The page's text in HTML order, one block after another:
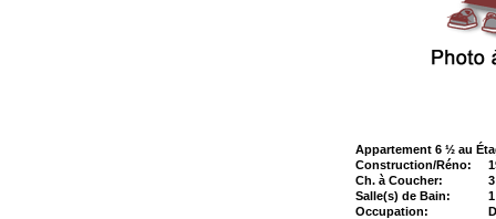
Appartement 6 ½ au
Construction/Réno:
Ch. à Coucher:
3
Salle(s) de Bain:
1
Occupation: